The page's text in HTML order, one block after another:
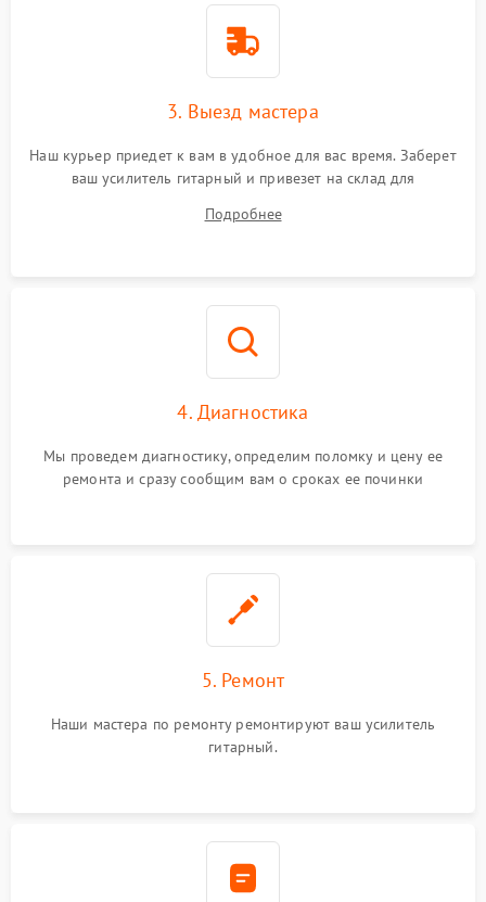
3. Выезд мастера
Наш курьер приедет к вам в удобное для вас время. Заберет
ваш усилитель гитарный и привезет на склад для
Подробнее
4. Диагностика
Мы проведем диагностику, определим поломку и цену ее
ремонта и сразу сообщим вам о сроках ее починки
5. Ремонт
Наши мастера по ремонту ремонтируют ваш усилитель
гитарный.